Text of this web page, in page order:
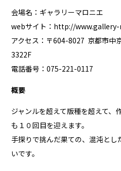
会場名：ギャラリーマロニエ
webサイト： http://
アクセス：〒604-8027 京都市中
3322F
電話番号：075-221-0117
概要
ジャンルを超えて版種を超えて、
も１０回目を迎えます。
手探りで挑んだ果ての、混沌とし
いです。